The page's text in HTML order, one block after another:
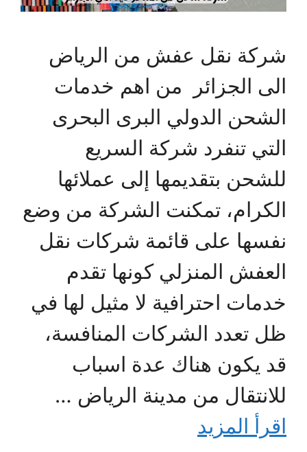
شركة نقل عفش من الرياض
الى الجزائر من اهم خدمات
الشحن الدولي البرى البحرى
التي تنفرد شركة السريع
للشحن بتقديمها إلى عملائها
الكرام، تمكنت الشركة من وضع
نفسها على قائمة شركات نقل
العفش المنزلي كونها تقدم
خدمات احترافية لا مثيل لها في
ظل تعدد الشركات المنافسة،
قد يكون هناك عدة اسباب
للانتقال من مدينة الرياض …
اقرأ المزيد